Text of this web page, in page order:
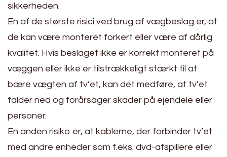
sikkerheden.
En af de største risici ved brug af vægbeslag er, at
de kan være monteret forkert eller være af dårlig
kvalitet. Hvis beslaget ikke er korrekt monteret på
væggen eller ikke er tilstrækkeligt stærkt til at
bære vægten af tv’et, kan det medføre, at tv’et
falder ned og forårsager skader på ejendele eller
personer.
En anden risiko er, at kablerne, der forbinder tv’et
med andre enheder som f.eks. dvd-afspillere eller